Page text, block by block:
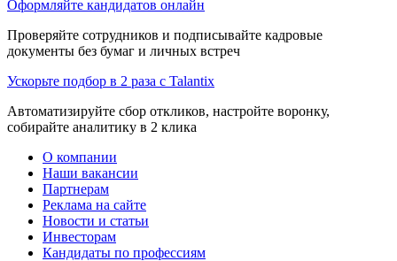
Оформляйте кандидатов онлайн
Проверяйте сотрудников и подписывайте кадровые
документы без бумаг и личных встреч
Ускорьте подбор в 2 раза с Talantix
Автоматизируйте сбор откликов, настройте воронку,
собирайте аналитику в 2 клика
О компании
Наши вакансии
Партнерам
Реклама на сайте
Новости и статьи
Инвесторам
Кандидаты по профессиям